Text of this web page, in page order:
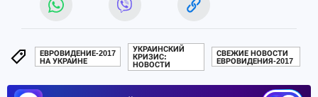
ЕВРОВИДЕНИЕ-2017
НА УКРАИНЕ
УКРАИНСКИЙ
КРИЗИС:
НОВОСТИ
СВЕЖИЕ НОВОСТИ
ЕВРОВИДЕНИЯ-2017